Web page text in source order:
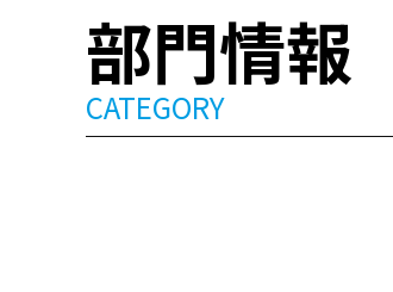
部門情報
CATEGORY